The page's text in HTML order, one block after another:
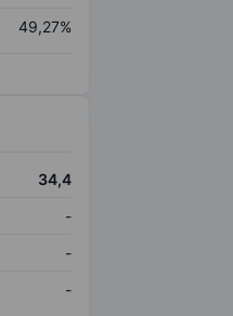
49,27%
34,4
-
-
-